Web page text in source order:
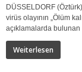
DÜSSELDORF
virüs olayının „Ölüm
açıklamalarda bulunan
Weiterlesen